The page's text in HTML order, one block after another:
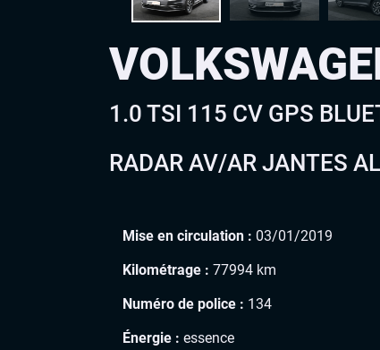
1.0 TSI 115 CV GPS
RADAR AV/AR JANTES
Mise en circulation : 03/01/2019
Kilométrage : 77994 km
Numéro de police : 134
Énergie : essence